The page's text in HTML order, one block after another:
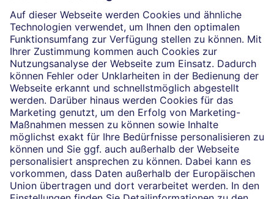
Die selbstständigen Finanzberater:innen beraten in
Finanzgeschäften, die sie für die Deutsche Bank AG
vermitteln dürfen. Das Einverständnis zu den dabei
vermittelten Verträgen sowie in diesem
Zusammenhang erforderliche Erklärungen werden
stets rechtsverbindlich nur durch die Deutsche Bank
AG oder durch die mit ihr kooperierenden
Produktpartner gegeben.
Impressum
Rechtliche Hinweise